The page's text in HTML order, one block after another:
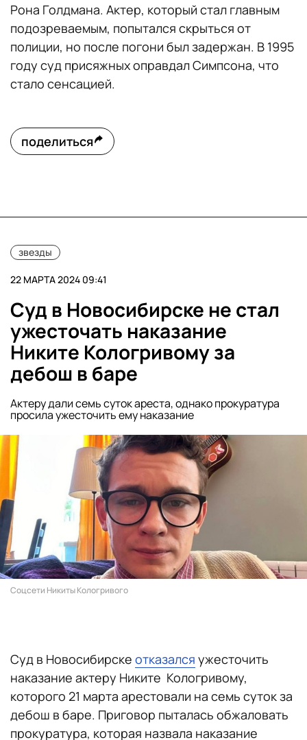
Рона Голдмана. Актер, который стал главным
подозреваемым, попытался скрыться от
полиции, но после погони был задержан. В 1995
году суд присяжных оправдал Симпсона, что
стало сенсацией.
поделиться
звезды
22 МАРТА 2024 09:41
Суд в Новосибирске не стал
ужесточать наказание
Никите Кологривому за
дебош в баре
Актеру дали семь суток ареста, однако прокуратура
просила ужесточить ему наказание
Соцсети Никиты Кологривого
Суд в Новосибирске отказался ужесточить
наказание актеру Никите Кологривому,
которого 21 марта арестовали на семь суток за
дебош в баре. Приговор пыталась обжаловать
прокуратура, которая назвала наказание